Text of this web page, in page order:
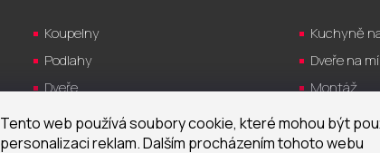
Tento web používá soubory cookie, které mohou být
personalizaci reklam. Dalším procházením tohoto webu
Koupelny
Podlahy
Dveře
Kuchyně
Světla
Kuchyně
Dveře na
Montáž
Servis
Návrh